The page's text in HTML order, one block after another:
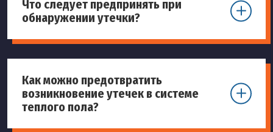
Что следует предпринять при
обнаружении утечки?
Как можно предотвратить
возникновение утечек в системе
теплого пола?